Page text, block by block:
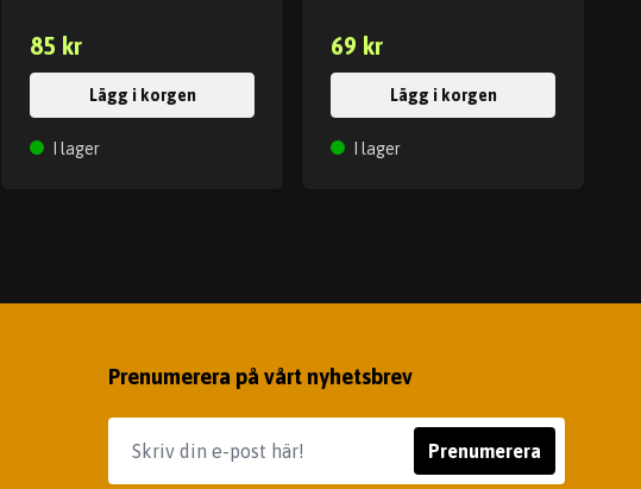
85 kr
Lägg i korgen
I lager
69 kr
Lägg i korgen
I lager
Prenumerera på vårt nyhetsbrev
Prenumerera